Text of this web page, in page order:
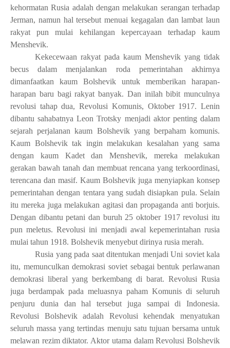
kehormatan Rusia adalah dengan melakukan serangan terhadap
Jerman, namun hal tersebut menuai kegagalan dan lambat laun
rakyat pun mulai kehilangan kepercayaan terhadap kaum
Menshevik.
Kekecewaan rakyat pada kaum Menshevik yang tidak
becus dalam menjalankan roda pemerintahan akhirnya
dimanfaatkan kaum Bolshevik untuk memberikan harapan-
harapan baru bagi rakyat banyak. Dan inilah bibit munculnya
revolusi tahap dua, Revolusi Komunis, Oktober 1917. Lenin
dibantu sahabatnya Leon Trotsky menjadi aktor penting dalam
sejarah perjalanan kaum Bolshevik yang berpaham komunis.
Kaum Bolshevik tak ingin melakukan kesalahan yang sama
dengan kaum Kadet dan Menshevik, mereka melakukan
gerakan bawah tanah dan membuat rencana yang terkoordinasi,
terencana dan masif. Kaum Bolshevik juga menyiapkan konsep
pemerintahan dengan tentara yang sudah disiapkan pula. Selain
itu mereka juga melakukan agitasi dan propaganda anti borjuis.
Dengan dibantu petani dan buruh 25 oktober 1917 revolusi itu
pun meletus. Revolusi ini menjadi awal kepemerintahan rusia
mulai tahun 1918. Bolshevik menyebut dirinya rusia merah.
Rusia yang pada saat ditentukan menjadi Uni soviet kala
itu, memunculkan demokrasi soviet sebagai bentuk perlawanan
demokrasi liberal yang berkembang di barat. Revolusi Rusia
juga berdampak pada meluasnya paham Komunis di seluruh
penjuru dunia dan hal tersebut juga sampai di Indonesia.
Revolusi Bolshevik adalah Revolusi kehendak menyatukan
seluruh massa yang tertindas menuju satu tujuan bersama untuk
melawan rezim diktator. Aktor utama dalam Revolusi Bolshevik